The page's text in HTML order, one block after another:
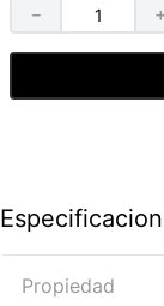
＋
－
Propiedad